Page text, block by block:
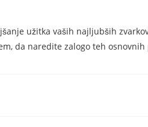
užitka vaših najljubših
da naredite zalogo teh